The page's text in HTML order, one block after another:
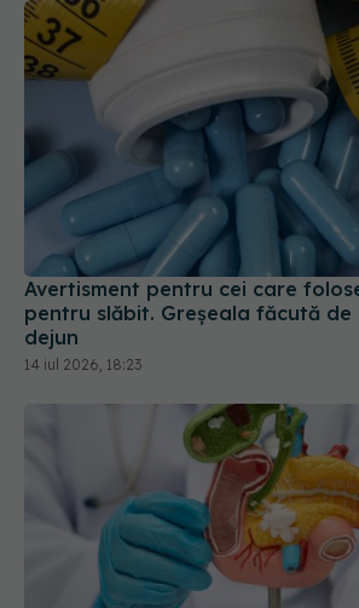
Avertisment pentru cei care
pentru slăbit. Greșeala făcută de
dejun
14 iul 2026, 18:23